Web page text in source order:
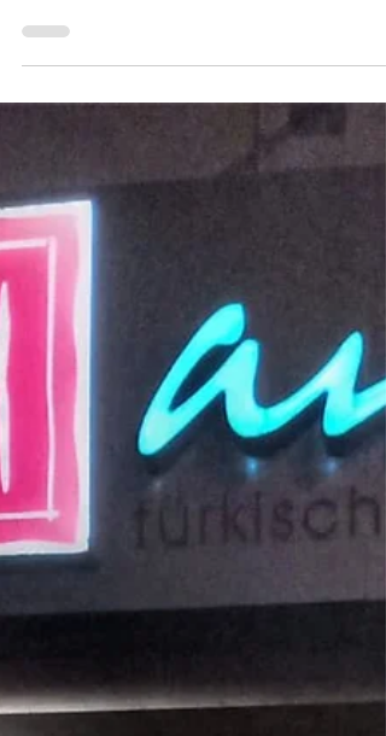
İhtişamlık Abidesi.. Monaco!
'' Bizim yaşadığımız da hayat mı be kardeşim! ''